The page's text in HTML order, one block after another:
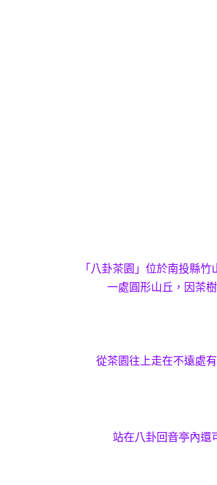
「八卦茶園」位於南投縣
一處圓形山丘，因茶
從茶園往上走在不遠處
站在八卦回音亭內還